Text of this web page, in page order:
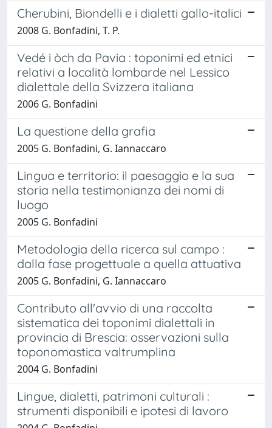
Cherubini, Biondelli e i dialetti gallo-italici
2008 G. Bonfadini, T. P.
Vedé i òch da Pavia : toponimi ed etnici
relativi a località lombarde nel Lessico
dialettale della Svizzera italiana
2006 G. Bonfadini
La questione della grafia
2005 G. Bonfadini, G. Iannaccaro
Lingua e territorio: il paesaggio e la sua
storia nella testimonianza dei nomi di
luogo
2005 G. Bonfadini
Metodologia della ricerca sul campo :
dalla fase progettuale a quella attuativa
2005 G. Bonfadini, G. Iannaccaro
Contributo all'avvio di una raccolta
sistematica dei toponimi dialettali in
provincia di Brescia: osservazioni sulla
toponomastica valtrumplina
2004 G. Bonfadini
Lingue, dialetti, patrimoni culturali :
strumenti disponibili e ipotesi di lavoro